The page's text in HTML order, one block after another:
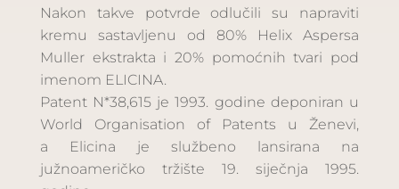
Nakon takve potvrde odlučili su napraviti
kremu sastavljenu od 80% Helix Aspersa
Muller ekstrakta i 20% pomoćnih tvari pod
imenom ELICINA.
Patent N*38,615 je 1993. godine deponiran u
World Organisation of Patents u Ženevi,
a Elicina je službeno lansirana na
južnoameričko tržište 19. siječnja 1995.